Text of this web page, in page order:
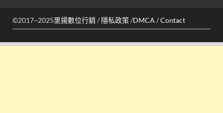
©2017~2025里揚數位行銷 / 隱私政策/DMCA /Contact